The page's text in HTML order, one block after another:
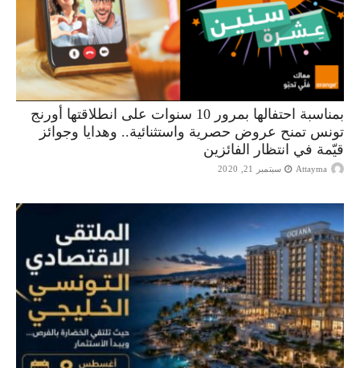
بمناسبة احتفالها بمرور 10 سنوات على انطلاقتها أورنج
تونس تمنح عروض حصرية واستثنائية.. وهدايا وجوائز
قيّمة في انتظار الفائزين
Attayma سبتمبر 21, 2020